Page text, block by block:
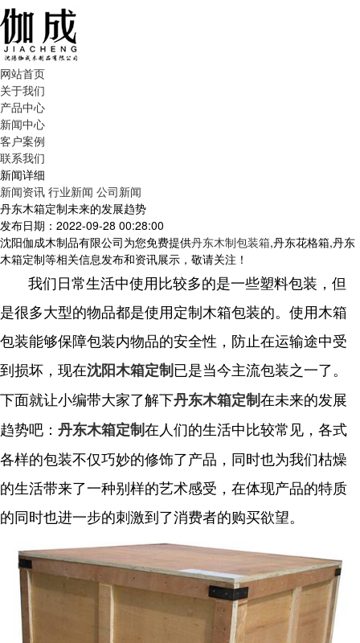
网站首页
关于我们
产品中心
新闻中心
客户案例
联系我们
新闻详细
新闻资讯 行业新闻 公司新闻
丹东木箱定制未来的发展趋势
发布日期：2022-09-28 00:28:00
沈阳伽成木制品有限公司为您免费提供丹东木制包装箱,丹东花格箱,丹东
木箱定制等相关信息发布和资讯展示，敬请关注！
我们日常生活中使用比较多的是一些塑料包装，但
是很多大型的物品都是使用定制木箱包装的。使用木箱
包装能够保障包装内物品的安全性，防止在运输途中受
到损坏，现在沈阳木箱定制已是当今主流包装之一了。
下面就让小编带大家了解下丹东木箱定制在未来的发展
趋势吧： 丹东木箱定制在人们的生活中比较常见，各式
各样的包装不仅巧妙的修饰了产品，同时也为我们枯燥
的生活带来了一种别样的艺术感受，在体现产品的特质
的同时也进一步的刺激到了消费者的购买欲望。